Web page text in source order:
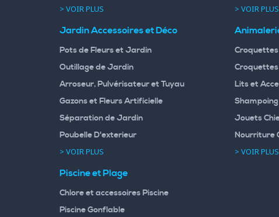
> VOIR PLUS
> VOIR PLUS
Jardin Accessoires et Déco
Pots de Fleurs et Jardin
Outillage de Jardin
Arroseur, Pulvérisateur et Tuyau
Gazons et Fleurs Artificielle
Séparation de Jardin
Poubelle D'exterieur
> VOIR PLUS
Lits et
Jouets
Nourriture
> VOIR PLUS
Piscine et Plage
Chlore et accessoires Piscine
Piscine Gonflable